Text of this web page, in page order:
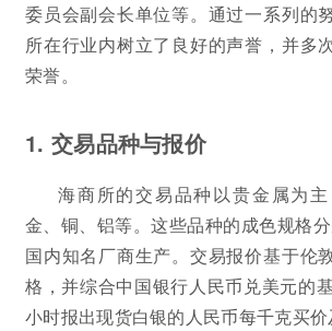
委员会副会长单位等。通过一系列的
所在行业内树立了良好的声誉，并多
荣誉。
1. 交易品种与报价
海商所的交易品种以贵金属为
金、铜、铝等。这些品种的成色规格
国内知名厂商生产。交易报价基于伦
格，并综合中国银行人民币兑美元的
小时报出现货白银的人民币每千克买价